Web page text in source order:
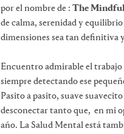
por el nombre de : The
de calma, serenidad y
dimensiones sea tan definitiva
Encuentro admirable el trabajo
siempre detectando ese
Pasito a pasito, suave
desconectar tanto que, en mi
año. La Salud Mental está